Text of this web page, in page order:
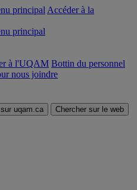
principal Accéder à la
principal
à l'UQAM Bottin du personnel
nous joindre
uqam.ca Chercher sur le web